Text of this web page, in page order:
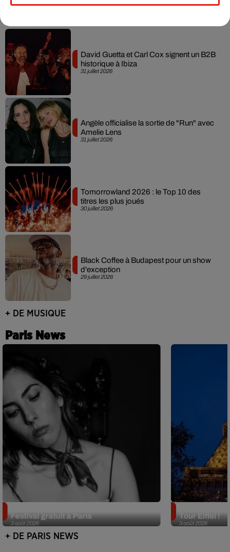
31 juillet 2026
David Guetta et Carl Cox signent un B2B
historique à Ibiza
31 juillet 2026
Angèle officialise la sortie de "Run" avec
Amelie Lens
30 juillet 2026
Tomorrowland 2026 : le Top 10 des
titres les plus joués
29 juillet 2026
Black Coffee à Budapest pour un show
d'exception
+ DE MUSIQUE
Paris News
3 août 2026
Festival gratuit à Paris
3 août 2026
Tour Eiffel !
+ DE PARIS NEWS